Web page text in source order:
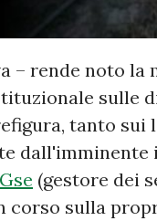
– rende noto la
sulle
tanto
(gestore dei
corso sulla